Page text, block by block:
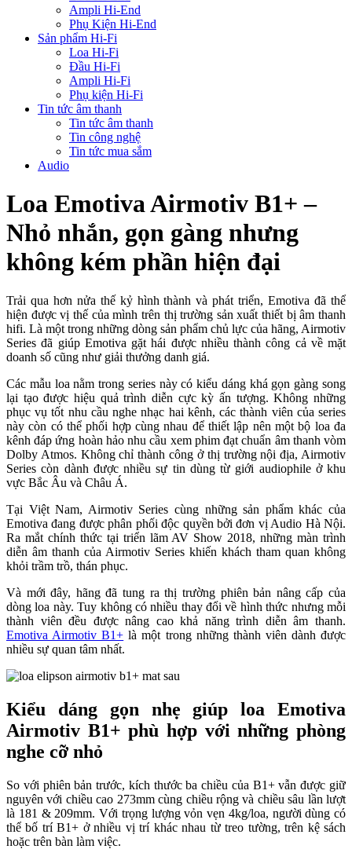
Ampli Hi-End
Phụ Kiện Hi-End
Sản phẩm Hi-Fi
Loa Hi-Fi
Đầu Hi-Fi
Ampli Hi-Fi
Phụ kiện Hi-Fi
Tin tức âm thanh
Tin tức âm thanh
Tin công nghệ
Tin tức mua sắm
Audio
Loa Emotiva Airmotiv B1+ –
Nhỏ nhắn, gọn gàng nhưng
không kém phần hiện đại
Trải qua hơn nửa thế kỷ hình thành và phát triển, Emotiva đã thể
hiện được vị thế của mình trên thị trường sản xuất thiết bị âm thanh
hifi. Là một trong những dòng sản phẩm chủ lực của hãng, Airmotiv
Series đã giúp Emotiva gặt hái được nhiều thành công cả về mặt
doanh số cũng như giải thưởng danh giá.
Các mẫu loa nằm trong series này có kiểu dáng khá gọn gàng song
lại tạo được hiệu quả trình diễn cực kỳ ấn tượng. Không những
phục vụ tốt nhu cầu nghe nhạc hai kênh, các thành viên của series
này còn có thể phối hợp cùng nhau để thiết lập nên một bộ loa đa
kênh đáp ứng hoàn hảo nhu cầu xem phim đạt chuẩn âm thanh vòm
Dolby Atmos. Không chỉ thành công ở thị trường nội địa, Airmotiv
Series còn dành được nhiều sự tin dùng từ giới audiophile ở khu
vực Bắc Âu và Châu Á.
Tại Việt Nam, Airmotiv Series cùng những sản phẩm khác của
Emotiva đang được phân phối độc quyền bởi đơn vị Audio Hà Nội.
Ra mắt chính thức tại triển lãm AV Show 2018, những màn trình
diễn âm thanh của Airmotiv Series khiến khách tham quan không
khỏi trầm trồ, thán phục.
Và mới đây, hãng đã tung ra thị trường phiên bản nâng cấp của
dòng loa này. Tuy không có nhiều thay đổi về hình thức nhưng mỗi
thành viên đều được nâng cao khả năng trình diễn âm thanh.
Emotiva Airmotiv B1+ là một trong những thành viên dành được
nhiều sự quan tâm nhất.
Kiểu dáng gọn nhẹ giúp loa Emotiva
Airmotiv B1+ phù hợp với những phòng
nghe cỡ nhỏ
So với phiên bản trước, kích thước ba chiều của B1+ vẫn được giữ
nguyên với chiều cao 273mm cùng chiều rộng và chiều sâu lần lượt
là 181 & 209mm. Với trọng lượng vỏn vẹn 4kg/loa, người dùng có
thể bố trí B1+ ở nhiều vị trí khác nhau từ treo tường, trên kệ sách
hoặc trên bàn làm việc.